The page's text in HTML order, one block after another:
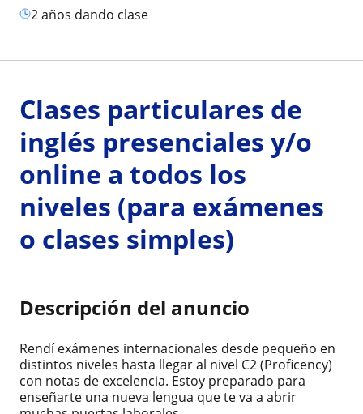
2 años dando clase
Clases particulares de
inglés presenciales y/o
online a todos los
niveles (para exámenes
o clases simples)
Descripción del anuncio
Rendí exámenes internacionales desde pequeño en
distintos niveles hasta llegar al nivel C2 (Proficency)
con notas de excelencia. Estoy preparado para
enseñarte una nueva lengua que te va a abrir